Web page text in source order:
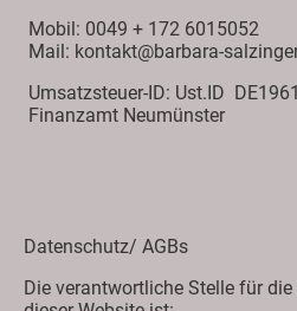
Mobil: 0049 + 172 6015052
Mail: kontakt@barbara-
Umsatzsteuer-ID: Ust.ID
Finanzamt Neumünster
Datenschutz/ AGBs
Die verantwortliche Stelle für